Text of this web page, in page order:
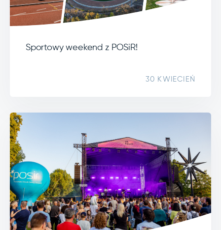
Sportowy weekend z POSiR!
30 KWIECIEŃ